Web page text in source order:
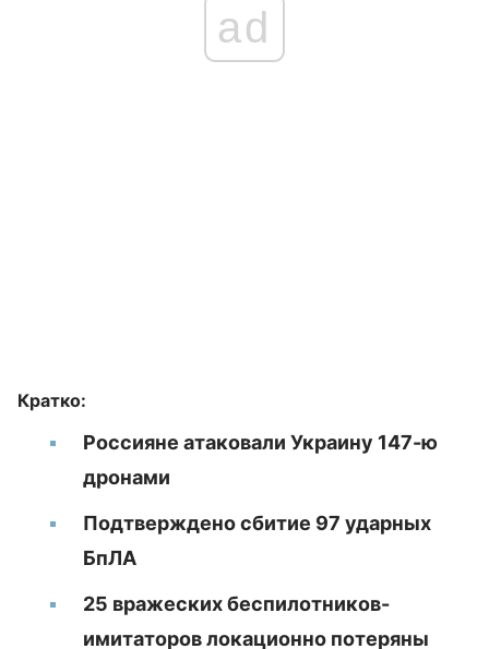
ad
Кратко:
Россияне атаковали Украину 147-ю
дронами
Подтверждено сбитие 97 ударных
БпЛА
25 вражеских беспилотников-
имитаторов локационно потеряны